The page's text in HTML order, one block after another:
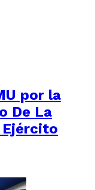
por la
De La
Ejército